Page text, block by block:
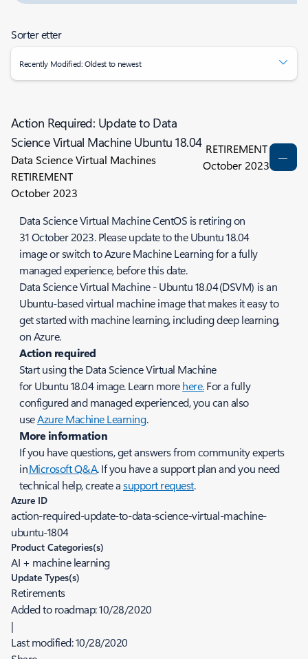
Sorter etter
Recently Modified: Oldest to newest
Action Required: Update to Data
Science Virtual Machine Ubuntu 18.04
Data Science Virtual Machines
RETIREMENT
October 2023
RETIREMENT
October 2023
Data Science Virtual Machine CentOS is retiring on
31 October 2023. Please update to the Ubuntu 18.04
image or switch to Azure Machine Learning for a fully
managed experience, before this date.
Data Science Virtual Machine - Ubuntu 18.04 (DSVM) is an
Ubuntu-based virtual machine image that makes it easy to
get started with machine learning, including deep learning,
on Azure.
Action required
Start using the Data Science Virtual Machine
for Ubuntu 18.04 image. Learn morehere.For a fully
configured and managed experienced, you can also
useAzure Machine Learning.
More information
If you have questions, get answers from community experts
inMicrosoft Q&A. If you have a support plan and you need
technical help, create asupport request.
Azure ID
action-required-update-to-data-science-virtual-machine-
ubuntu-1804
Product Categories(s)
AI + machine learning
Update Types(s)
Retirements
Added to roadmap:10/28/2020
|
Last modified:10/28/2020